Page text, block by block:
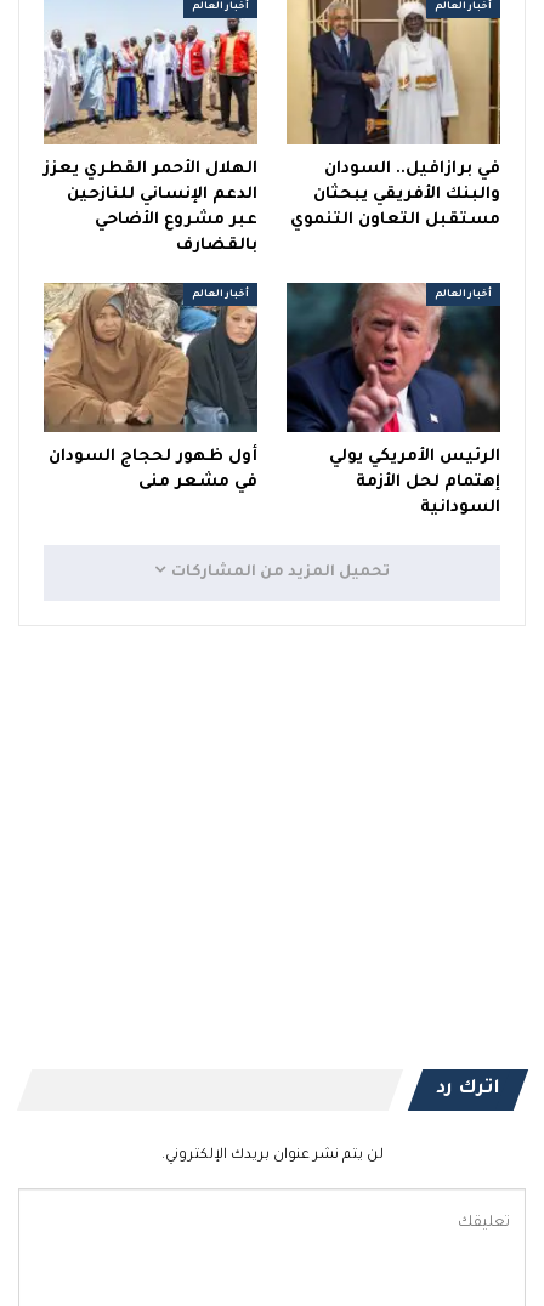
أخبار العالم
في برازافيل.. السودان
والبنك الأفريقي يبحثان
مستقبل التعاون التنموي
أخبار العالم
الهلال الأحمر القطري يعزز
الدعم الإنساني للنازحين
عبر مشروع الأضاحي
بالقضارف
أخبار العالم
الرئيس الأمريكي يولي
إهتمام لحل الأزمة
السودانية
أخبار العالم
أول ظهور لحجاج السودان
في مشعر منى
تحميل المزيد من المشاركات
اترك رد
لن يتم نشر عنوان بريدك الإلكتروني.